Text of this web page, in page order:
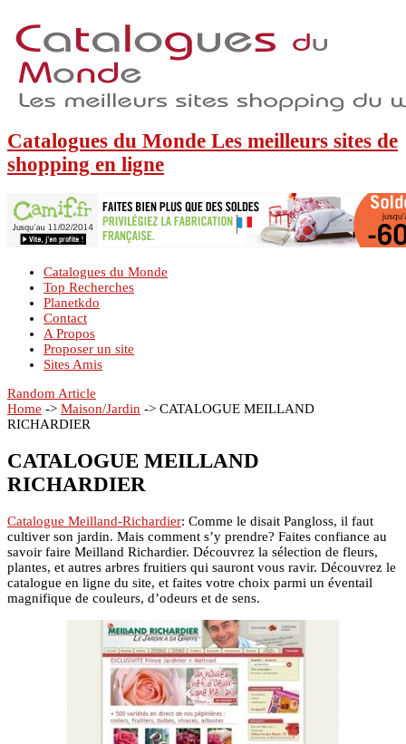
Catalogues du Monde Les meilleurs sites de
shopping en ligne
Catalogues du Monde
Top Recherches
Planetkdo
Contact
A Propos
Proposer un site
Sites Amis
Random Article
Home -> Maison/Jardin -> CATALOGUE MEILLAND
RICHARDIER
CATALOGUE MEILLAND
RICHARDIER
Catalogue Meilland-Richardier: Comme le disait Pangloss, il faut
cultiver son jardin. Mais comment s’y prendre? Faites confiance au
savoir faire Meilland Richardier. Découvrez la sélection de fleurs,
plantes, et autres arbres fruitiers qui sauront vous ravir. Découvrez le
catalogue en ligne du site, et faites votre choix parmi un éventail
magnifique de couleurs, d’odeurs et de sens.